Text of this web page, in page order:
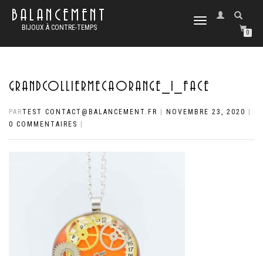
BALANCEMENT
BIJOUX À CONTRE-TEMPS
DÉPLIER
0
GRANDCOLLIERMECAORANGE_1_FACE
PARTEST CONTACT@BALANCEMENT.FR NOVEMBRE 23, 2020
0 COMMENTAIRES